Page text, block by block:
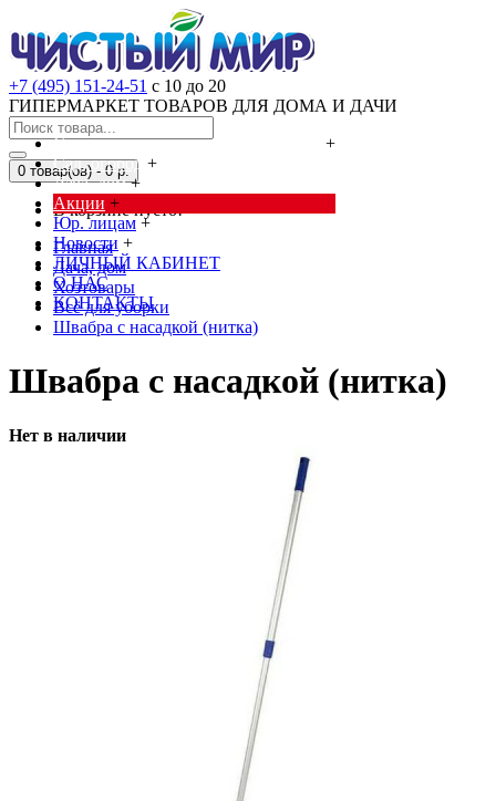
+7 (495) 151-24-51 с 10 до 20
ГИПЕРМАРКЕТ ТОВАРОВ ДЛЯ ДОМА И ДАЧИ
Cредства от насекомых и грызунов
+
Сад, огород +
Дача, дом +
Акции +
Юр. лицам +
Новости +
ЛИЧНЫЙ КАБИНЕТ
О НАС
КОНТАКТЫ
0 товар(ов) - 0 р.
В корзине пусто!
Главная
Дача, дом
Хозтовары
Всё для уборки
Швабра с насадкой (нитка)
Швабра с насадкой (нитка)
Нет в наличии